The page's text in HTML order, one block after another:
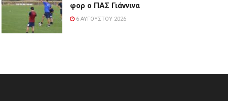
φορ ο ΠΑΣ Γιάννινα
6 ΑΥΓΟΎΣΤΟΥ 2026